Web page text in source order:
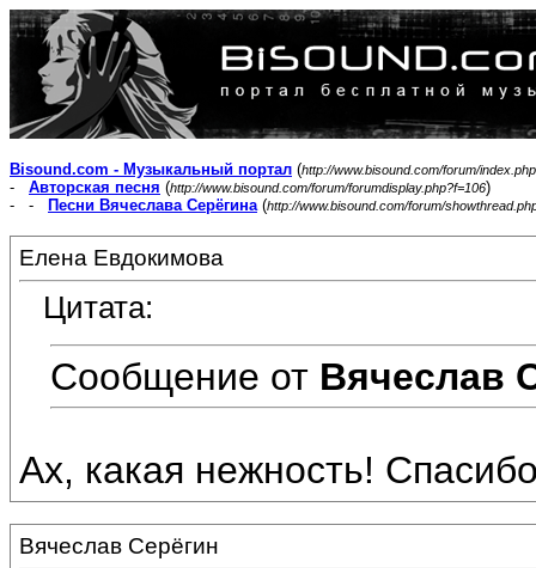
Bisound.com - Музыкальный портал (http://www.bisound.com/forum/index.php
- Авторская песня (http://www.bisound.com/forum/forumdisplay.php?f=106)
- -
Песни Вячеслава Серёгина(http://www.bisound.com/forum/
Елена Евдокимова
Цитата:
Сообщение от Вячеслав
Ах, какая нежность!
Вячеслав Серёгин